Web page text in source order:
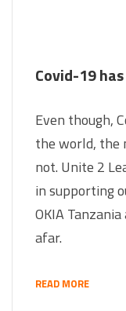
Covid-19
Even though,
the world, the
not. Unite 2
in supporting
OKIA
afar.
READ MORE